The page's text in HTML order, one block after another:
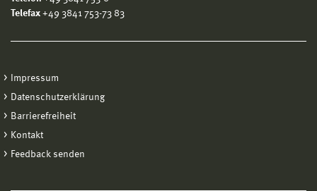
Telefax +49 3841 753-73 83
Impressum
Datenschutzerklärung
Barrierefreiheit
Kontakt
Feedback senden